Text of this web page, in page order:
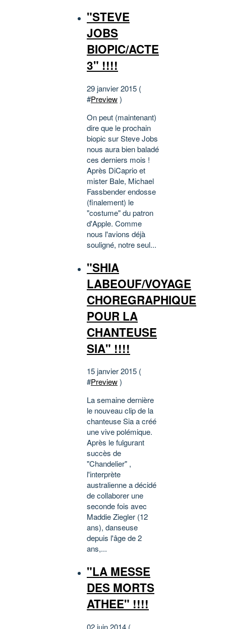
"STEVE
JOBS
BIOPIC/ACTE
3" !!!!
29 janvier 2015 (
#Preview)
On peut (maintenant)
dire que le prochain
biopic sur Steve Jobs
nous aura bien baladé
ces derniers mois !
Après DiCaprio et
mister Bale, Michael
Fassbender endosse
(finalement) le
"costume" du patron
d'Apple. Comme
nous l'avions déjà
souligné, notre seul...
"SHIA
LABEOUF/VOYAGE
CHOREGRAPHIQUE
POUR LA
CHANTEUSE
SIA" !!!!
15 janvier 2015 (
#Preview)
La semaine dernière
le nouveau clip de la
chanteuse Sia a créé
une vive polémique.
Après le fulgurant
succès de
"Chandelier" ,
l'interprète
australienne a décidé
de collaborer une
seconde fois avec
Maddie Ziegler (12
ans), danseuse
depuis l'âge de 2
ans,...
"LA MESSE
DES MORTS
ATHEE" !!!!
02 juin 2014 (